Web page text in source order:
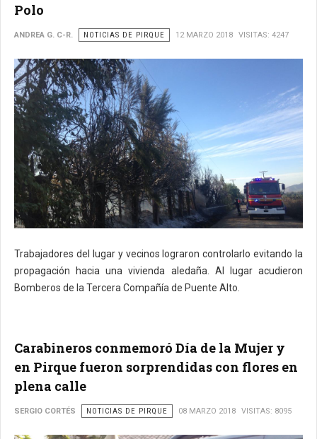
Polo
ANDREA G. C-R. NOTICIAS DE PIRQUE 12 MARZO 2018 VISITAS: 4247
Trabajadores del lugar y vecinos lograron controlarlo evitando la
propagación hacia una vivienda aledaña. Al lugar acudieron
Bomberos de la Tercera Compañía de Puente Alto.
Carabineros conmemoró Día de la Mujer y
en Pirque fueron sorprendidas con flores en
plena calle
SERGIO CORTÉS NOTICIAS DE PIRQUE 08 MARZO 2018 VISITAS: 8095